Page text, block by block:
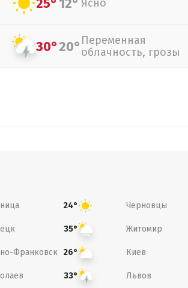
Ясно
30°20° Переменная
облачность, грозы
24° Черновцы
35° Житомир
Франковск 26° Киев
33° Львов